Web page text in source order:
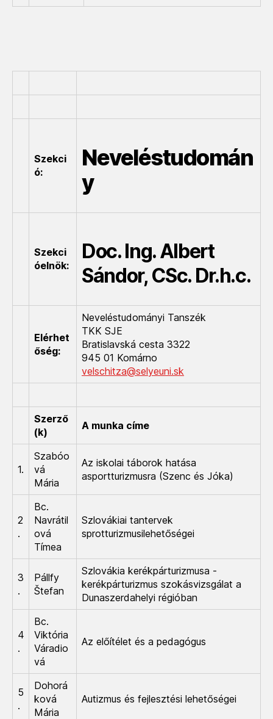
Szekci
ó:
Neveléstudomán
y
Szekci
óelnök:
Doc. Ing. Albert
Sándor, CSc. Dr.h.c.
Elérhet
őség:
Neveléstudományi Tanszék
TKK SJE
Bratislavská cesta 3322
945 01 Komárno
velschitza@selyeuni.sk
Szerző
(k)
A munka címe
1.
Szabóo
vá
Mária
Az iskolai táborok hatása
asportturizmusra (Szenc és Jóka)
2
.
Bc.
Navrátil
ová
Tímea
Szlovákiai tantervek
sprotturizmusilehetőségei
3
.
Pállfy
Štefan
Szlovákia kerékpárturizmusa -
kerékpárturizmus szokásvizsgálat a
Dunaszerdahelyi régióban
4
.
Bc.
Viktória
Váradio
vá
Az előítélet és a pedagógus
5
.
Dohorá
ková
Mária
Autizmus és fejlesztési lehetőségei